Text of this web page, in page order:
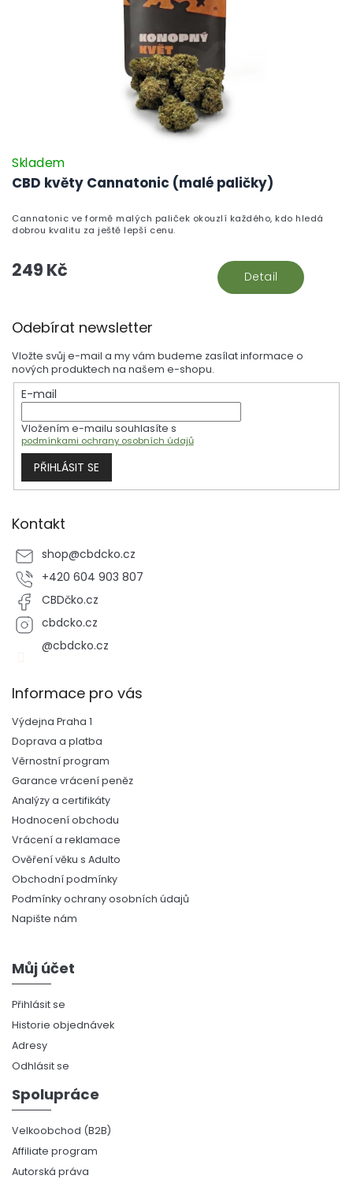
CBD květy Cannatonic (malé paličky)
Skladem
249 Kč Detail
Cannatonic ve formě malých paliček okouzlí každého, kdo hledá
dobrou kvalitu za ještě lepší cenu.
Odebírat newsletter
Vložte svůj e-mail a my vám budeme zasílat informace o
nových produktech na našem e-shopu.
E-mail
Vložením e-mailu souhlasíte s
podmínkami ochrany osobních údajů
PŘIHLÁSIT SE
Kontakt
shop@cbdcko.cz
+420 604 903 807
CBDčko.cz
cbdcko.cz
@cbdcko.cz
Informace pro vás
Výdejna Praha 1
Doprava a platba
Věrnostní program
Garance vrácení peněz
Analýzy a certifikáty
Hodnocení obchodu
Vrácení a reklamace
Ověření věku s Adulto
Obchodní podmínky
Podmínky ochrany osobních údajů
Napište nám
Můj účet
Přihlásit se
Historie objednávek
Adresy
Odhlásit se
Spolupráce
Velkoobchod (B2B)
Affiliate program
Autorská práva